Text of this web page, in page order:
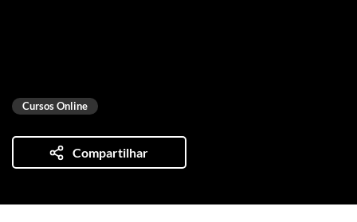
Cursos Online
Compartilhar